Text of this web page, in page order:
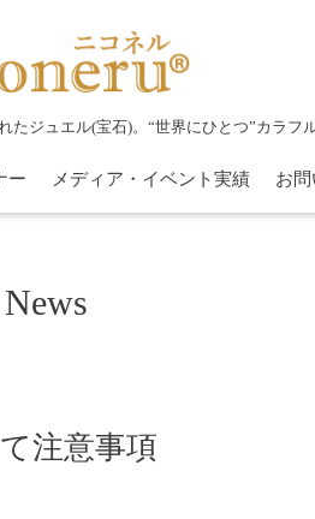
ジュエル(宝石)。“世界にひとつ”カラフ
ー メディア・イベント実績 お
News
注意事項